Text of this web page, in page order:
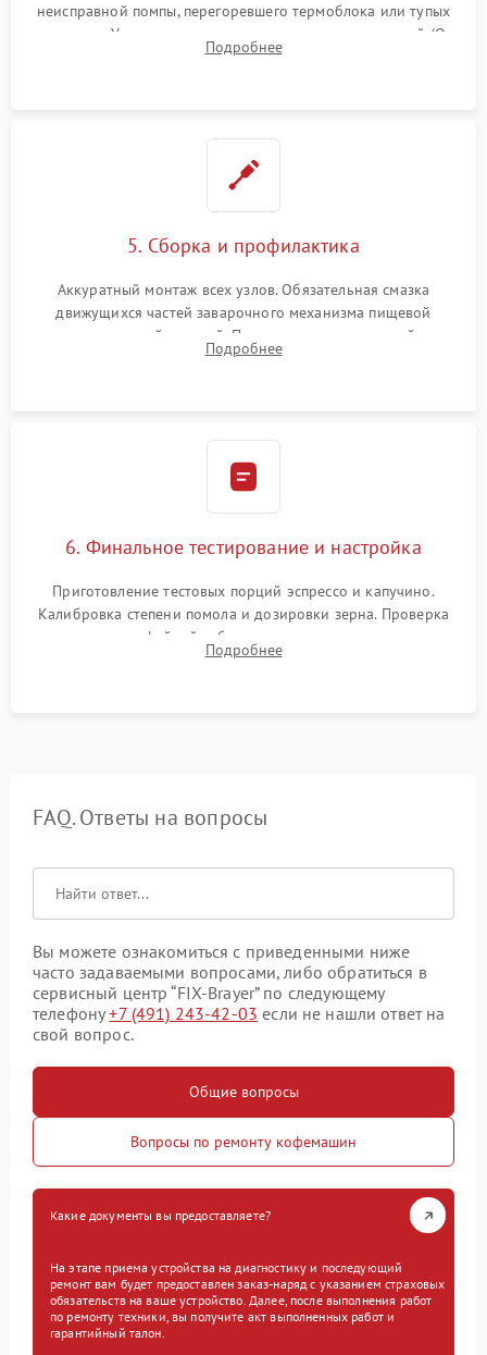
неисправной помпы, перегоревшего термоблока или тупых
жерновов. Установка новых силиконовых уплотнителей (O-
ring) и тефлоновых трубок для надежного устранения
Подробнее
5. Сборка и профилактика
Аккуратный монтаж всех узлов. Обязательная смазка
движущихся частей заварочного механизма пищевой
силиконовой смазкой. Проведение программной
декальцинации и очистки системы от кофейных масел.
Подробнее
6. Финальное тестирование и настройка
Приготовление тестовых порций эспрессо и капучино.
Калибровка степени помола и дозировки зерна. Проверка
плотности кофейной таблетки, температуры напитка и
качества молочной пены. Контроль отсутствия посторонних
Подробнее
FAQ. Ответы на вопросы
Вы можете ознакомиться с приведенными ниже
часто задаваемыми вопросами, либо обратиться в
сервисный центр “FIX-Brayer” по следующему
телефону+7 (491) 243-42-03 если не нашли ответ на
свой вопрос.
Общие вопросы
Вопросы по ремонту кофемашин
Какие документы вы предоставляете?
На этапе приема устройства на диагностику и последующий
ремонт вам будет предоставлен заказ-наряд с указанием страховых
обязательств на ваше устройство. Далее, после выполнения работ
по ремонту техники, вы получите акт выполненных работ и
гарантийный талон.